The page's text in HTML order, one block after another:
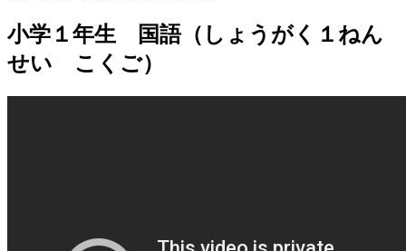
小学１年生 国語（しょうがく１ねん
せい こくご）